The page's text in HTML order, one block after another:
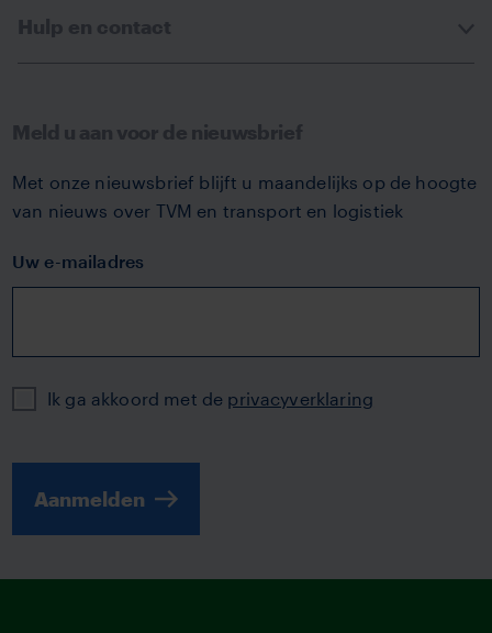
Hulp en contact
Meld u aan voor de nieuwsbrief
Met onze nieuwsbrief blijft u maandelijks op de hoogte
van nieuws over TVM en transport en logistiek
Uw e-mailadres
PrivacyIk ga akkoord met de privacyverklaring